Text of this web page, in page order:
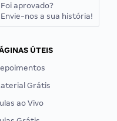
Foi aprovado?
Envie-nos a sua história!
ÚTEIS
Grátis
ao Vivo